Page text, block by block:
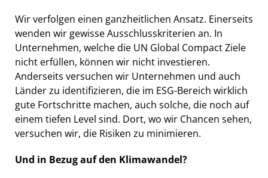
Wir verfolgen einen ganzheitlichen Ansatz. Einerseits
wenden wir gewisse Ausschlusskriterien an. In
Unternehmen, welche die UN Global Compact Ziele
nicht erfüllen, können wir nicht investieren.
Anderseits versuchen wir Unternehmen und auch
Länder zu identifizieren, die im ESG-Bereich wirklich
gute Fortschritte machen, auch solche, die noch auf
einem tiefen Level sind. Dort, wo wir Chancen sehen,
versuchen wir, die Risiken zu minimieren.
Und in Bezug auf den Klimawandel?